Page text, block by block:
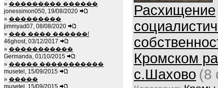
» ��������� ������
jonessimon050, 19/08/2020
» ���������
jimmyad07, 08/08/2020
» ��� ���� ������!
46ghost, 03/12/2017
» �����������
Germanda, 01/10/2015
» ����� �����������
musetel, 15/09/2015
» �����
musetel, 15/09/2015
Расхищение
Кромском
с.Шахово (8